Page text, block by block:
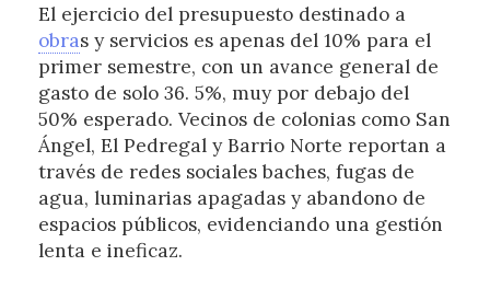
El ejercicio del presupuesto destinado a
obras y servicios es apenas del 10% para el
primer semestre, con un avance general de
gasto de solo 36. 5%, muy por debajo del
50% esperado. Vecinos de colonias como San
Ángel, El Pedregal y Barrio Norte reportan a
través de redes sociales baches, fugas de
agua, luminarias apagadas y abandono de
espacios públicos, evidenciando una gestión
lenta e ineficaz.